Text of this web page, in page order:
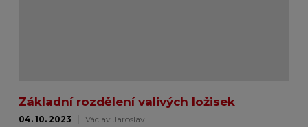
Základní rozdělení valivých ložisek
Václav Jaroslav
04. 10. 2023